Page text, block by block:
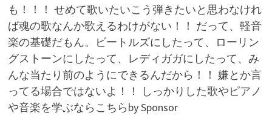
も！！！ せめて歌いたいこう弾きたいと思わなけれ
ば魂の歌なんか歌えるわけがない！！ だって、軽音
楽の基礎だもん。ビートルズにしたって、ローリン
グストーンにしたって、レディガガにしたって、み
んな当たり前のようにできるんだから！！ 嫌とか言
ってる場合ではないよ！！ しっかりした歌やピアノ
や音楽を学ぶならこちらby Sponsor